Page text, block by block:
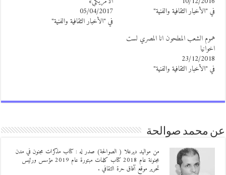
"الأخبار الثقافية والفنية"
05/04/2017
في "الأخبار الثقافية والفنية"
الشعب المطحون انا المصري لست
23/12/
"الأخبار الثقافية والفنية"
محمد صوالحة
من مواليد ديرعلا ( الصوالحة) صدر له : كتاب مذكرات مجنون في مدن
مجنونة عام 2018 كتاب كلمات مبتورة عام 2019 مؤسس ورئيس
تحرير موقع آفاق حرة الثقافي .